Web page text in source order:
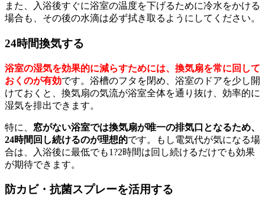
また、入浴後すぐに浴室の温度を下げるために冷水をかける
場合も、その後の水滴は必ず拭き取るようにしてください。
24時間換気する
浴室の湿気を効果的に減らすためには、換気扇を常に回して
おくのが有効です。浴槽のフタを閉め、浴室のドアを少し開
けておくと、換気扇の気流が浴室全体を通り抜け、効率的に
湿気を排出できます。
特に、 窓がない浴室では換気扇が唯一の排気口となるため、
24時間回し続けるのが理想的です。もし電気代が気になる場
合は、入浴後に最低でも1?2時間は回し続けるだけでも効果
が期待できます。
防カビ・抗菌スプレーを活用する